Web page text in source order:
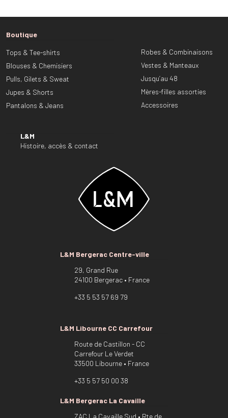
Boutique
Tops & Tee-shirts
Blouses & Chemisiers
Pulls, Gilets & Sweat
Jupes & Shorts
Pantalons & Jeans
L&M
Histoire, accès & contact
Robes & Combinaisons
Vestes & Manteaux
Jusqu’au 48
Mères-filles assorties
Accessoires
L&M Bergerac Centre-ville
29, Grand Rue
24100 Bergerac • France
+33 5 53 57 69 79
L&M Libourne CC Carrefour
Route de Castillon - CC
Carrefour Le Verdet
33500 Libourne • France
+33 5 57 50 00 38
L&M Bergerac La Cavaille